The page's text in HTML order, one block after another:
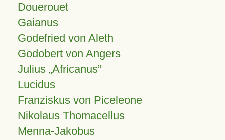
Douerouet
Gaianus
Godefried von Aleth
Godobert von Angers
Julius Africanus
Lucidus
Franziskus von Piceleone
Nikolaus Thomacellus
Menna-Jakobus